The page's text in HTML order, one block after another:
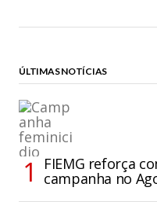
ÚLTIMAS NOTÍCIAS
FIEMG reforça
campanha no